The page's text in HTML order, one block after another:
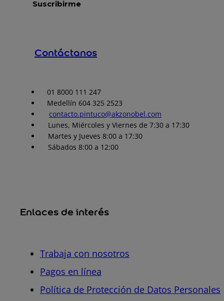
Contáctanos
01 8000 111 247
Medellín 604 325 2523
contacto.pintuco@akzonobel.com
Lunes, Miércoles y Viernes de 7:30 a 17:30
Martes y Jueves 8:00 a 17:30
Sábados 8:00 a 12:00
Enlaces de interés
Trabaja con nosotros
Pagos en línea
Política de Protección de Datos Personales